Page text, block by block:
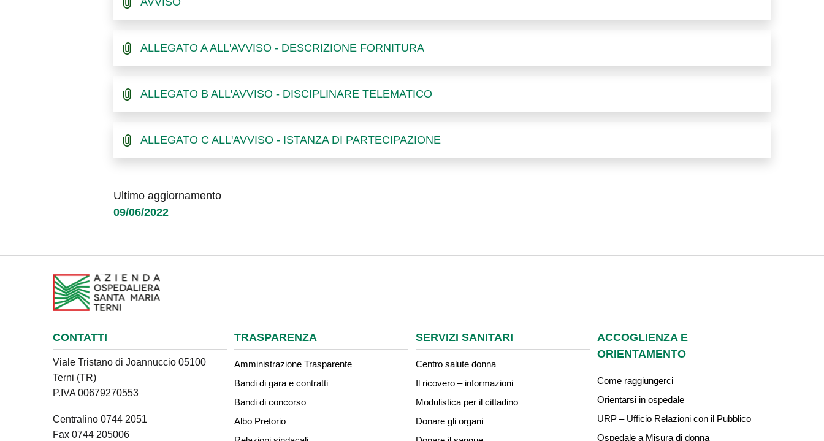
ALLEGATO A ALL'AVVISO - DESCRIZIONE FORNITURA
ALLEGATO B ALL'AVVISO - DISCIPLINARE TELEMATICO
ALLEGATO C ALL'AVVISO - ISTANZA DI PARTECIPAZIONE
Ultimo aggiornamento
09/06/2022
CONTATTI
Viale Tristano di Joannuccio 05100
Terni (TR)
P.IVA 00679270553
Centralino 0744 2051
Fax 0744 205006
TRASPARENZA
Amministrazione Trasparente
Bandi di gara e contratti
Bandi di concorso
Albo Pretorio
SERVIZI SANITARI
Centro salute donna
Il ricovero – informazioni
Modulistica per il cittadino
Donare gli organi
ACCOGLIENZA E
ORIENTAMENTO
Come raggiungerci
Orientarsi in ospedale
URP – Ufficio Relazioni con il Pubblico
Ospedale a Misura di donna